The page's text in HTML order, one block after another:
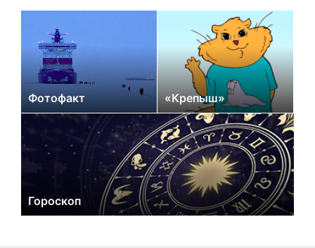
Фотофакт «Крепыш»
Гороскоп